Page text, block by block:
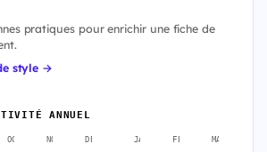
pratiques pour enrichir une fiche de
style →
ANNUEL
OCT. NOV. DÉC. JANV. FÉVR. MARS